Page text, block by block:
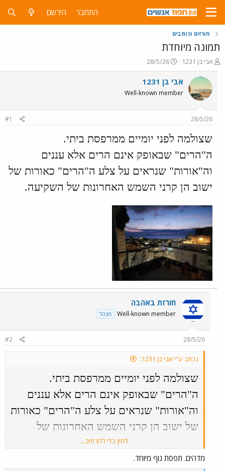
התחבר הירשם
חורזים וכותבים
תמונה מיוחדת
פ
ו
ת
ח
ה
ו
ש
אבי בן 1231
פ
ו
ר
ם
ר
י
ך
28/5/26
אבי בן 1231
Well-known member
28/5/26
#1
שצולמה לפני יומיים ממרפסת ביתי.
ה"הרים" שבאופק אינם הרים אלא עננים
וה"אורות" שנראים על צלע ה"הרים" כאורות של
ישוב הן קרני השמש האחרונות של השקיעה.
חורזת באהבה
Well-known member מנהל
28/5/26
#2
נכתב ע"י אבי בן 1231:
שצולמה לפני יומיים ממרפסת ביתי.
ה"הרים" שבאופק אינם הרים אלא עננים
וה"אורות" שנראים על צלע ה"הרים" כאורות
של ישוב הן קרני השמש האחרונות של
צפה בקובץ המצורף 146764
לחץ כדי להרחיב...
מדהים. תפסת נוף מיוחד.